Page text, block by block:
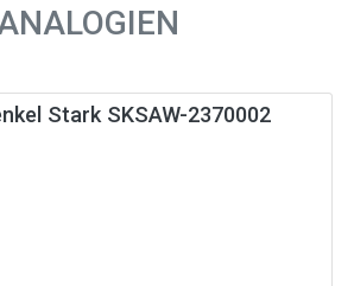
Stark SKSAW-2370002